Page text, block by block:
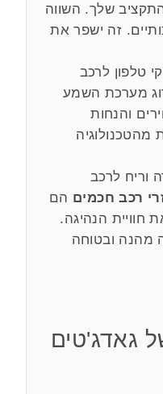
שלך. השווה
זה ישפר את
טלפון לרכב
מערכת השמע
והנחות
מהטכנולוגיה
וריח לרכב
רכב חכמים הם
חוויית הנהיגה.
מהנה ובטוחה
גאדג'טים